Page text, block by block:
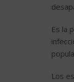
Es la
Los